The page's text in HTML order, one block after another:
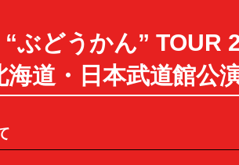
ぶどうかん” TOUR
道・日本武道館公